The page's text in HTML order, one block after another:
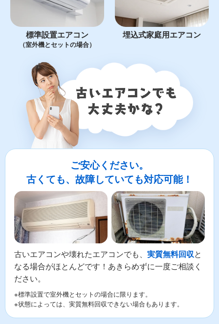
標準設置エアコン
（室外機とセットの場合）
埋込式家庭用エアコン
ご安心ください。
古くても、故障していても対応可能！
古いエアコンや壊れたエアコンでも、 実質無料回収と
なる場合がほとんどです！あきらめずに一度ご相談く
ださい。
※標準設置で室外機とセットの場合に限ります。
※状態によっては、実質無料回収できない場合もあります。